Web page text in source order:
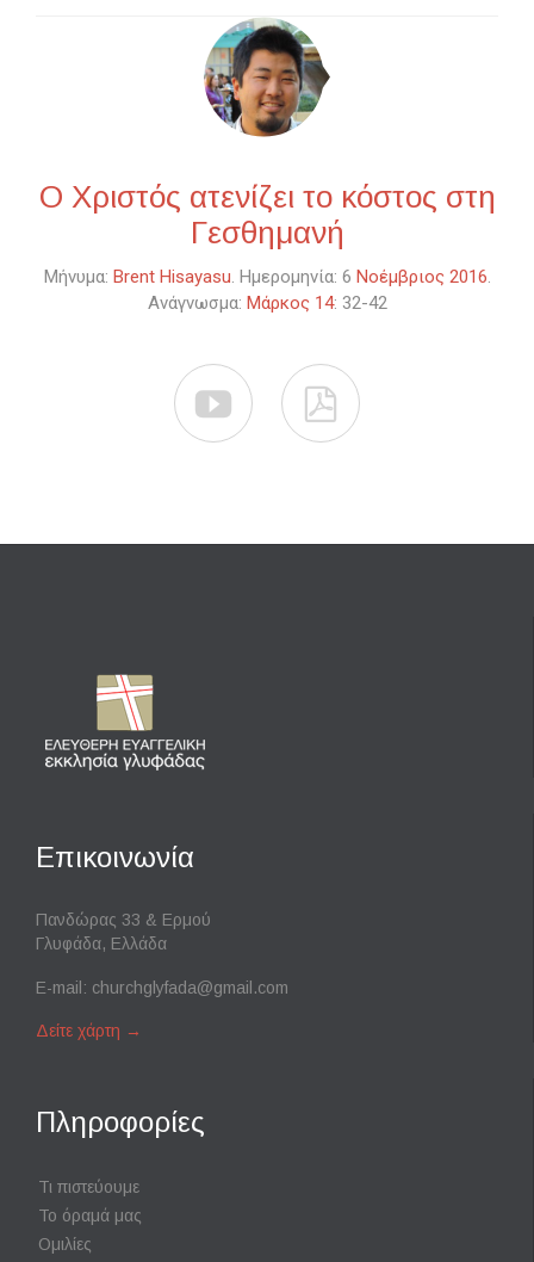
Ο Χριστός ατενίζει το κόστος στη
Γεσθημανή
Μήνυμα: Brent Hisayasu. Ημερομηνία: 6 Νοέμβριος 2016.
Ανάγνωσμα: Μάρκος 14: 32-42
 
Επικοινωνία
Πανδώρας 33 & Ερμού
Γλυφάδα, Ελλάδα
E-mail: churchglyfada@gmail.com
Δείτε χάρτη →
Πληροφορίες
Τι πιστεύουμε
Το όραμά μας
Ομιλίες